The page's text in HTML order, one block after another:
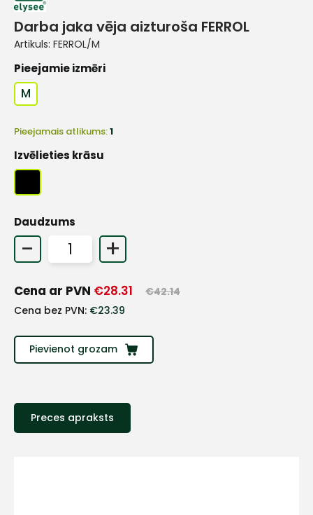
Darba jaka vēja aizturoša FERROL
Artikuls: FERROL/M
Pieejamie izmēri
M
Pieejamais atlikums:1
Izvēlieties krāsu
Daudzums
- +
Cena ar PVN €28.31 €42.14
Cena bez PVN: €23.39
Pievienot grozam
Preces apraksts
Sazinies
+